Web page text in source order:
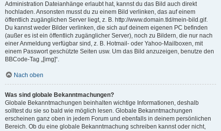
Administration Dateianhänge erlaubt hat, kannst du das Bild auch direkt
hochladen. Ansonsten musst du zu einem Bild verlinken, das auf einem
öffentlich zugänglichen Server liegt, z. B. http://www.domain.tld/mein-bild.gif.
Du kannst weder Bilder verlinken, die sich auf deinem eigenen PC befinden
(außer es ist ein öffentlich zugänglicher Server), noch zu Bildern, die nur nach
einer Anmeldung verfügbar sind, z. B. Hotmail- oder Yahoo-Mailboxen, mit
einem Passwort geschützte Seiten usw. Um das Bild anzuzeigen, benutze den
BBCode-Tag „[img]“.
Nach oben
Was sind globale Bekanntmachungen?
Globale Bekanntmachungen beinhalten wichtige Informationen, deshalb
solltest du sie so bald wie möglich lesen. Globale Bekanntmachungen
erscheinen ganz oben in jedem Forum und ebenfalls in deinem persönlichen
Bereich. Ob du eine globale Bekanntmachung schreiben kannst oder nicht,